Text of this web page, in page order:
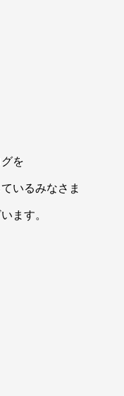
を
いるみなさま
ます。